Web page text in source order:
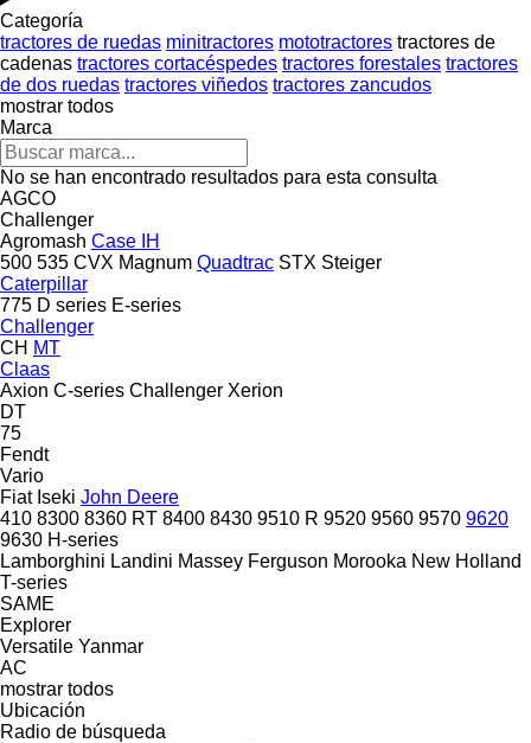
Categoría
tractores de ruedas minitractores mototractores tractores de
cadenas tractores cortacéspedes tractores forestales tractores
de dos ruedas tractores viñedos tractores zancudos
mostrar todos
Marca
No se han encontrado resultados para esta consulta
AGCO
Challenger
Agromash Case IH
500 535 CVX Magnum Quadtrac STX Steiger
Caterpillar
775 D series E-series
Challenger
CH MT
Claas
Axion C-series Challenger Xerion
DT
75
Fendt
Vario
Fiat Iseki John Deere
410 8300 8360 RT 8400 8430 9510 R 9520 9560 9570 9620
9630 H-series
Lamborghini Landini Massey Ferguson Morooka New Holland
T-series
SAME
Explorer
Versatile Yanmar
AC
mostrar todos
Ubicación
Radio de búsqueda